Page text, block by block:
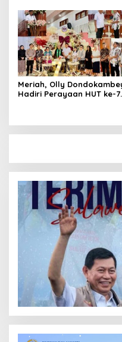
Remboken
Meriah, Olly
Hadiri Perayaan HUT ke-7